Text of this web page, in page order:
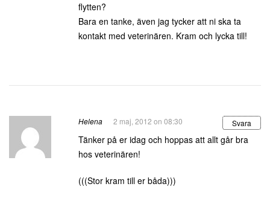
flytten?
Bara en tanke, även jag tycker att ni ska ta
kontakt med veterinären. Kram och lycka till!
Helena 2 maj, 2012 on 08:30 Svara
Tänker på er idag och hoppas att allt går bra
hos veterinären!
(((Stor kram till er båda)))